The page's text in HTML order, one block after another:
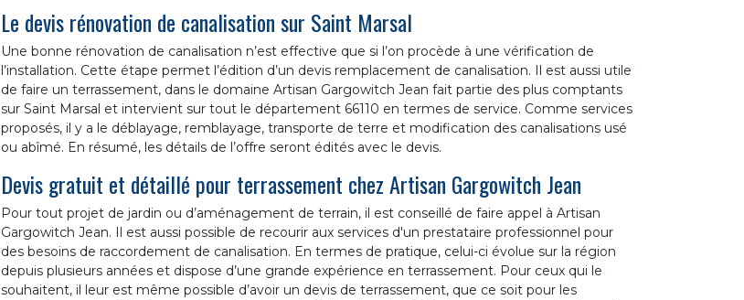
Le devis rénovation de canalisation sur Saint Marsal
Une bonne rénovation de canalisation n’est effective que si l’on procède à une vérification de
l’installation. Cette étape permet l’édition d’un devis remplacement de canalisation. Il est aussi utile
de faire un terrassement, dans le domaine Artisan Gargowitch Jean fait partie des plus comptants
sur Saint Marsal et intervient sur tout le département 66110 en termes de service. Comme services
proposés, il y a le déblayage, remblayage, transporte de terre et modification des canalisations usé
ou abîmé. En résumé, les détails de l’offre seront édités avec le devis.
Devis gratuit et détaillé pour terrassement chez Artisan Gargowitch Jean
Pour tout projet de jardin ou d’aménagement de terrain, il est conseillé de faire appel à Artisan
Gargowitch Jean. Il est aussi possible de recourir aux services d'un prestataire professionnel pour
des besoins de raccordement de canalisation. En termes de pratique, celui-ci évolue sur la région
depuis plusieurs années et dispose d’une grande expérience en terrassement. Pour ceux qui le
souhaitent, il leur est même possible d’avoir un devis de terrassement, que ce soit pour les